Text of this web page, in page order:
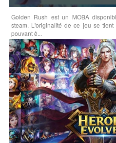
Golden Rush est un MOBA
steam. L'originalité de ce jeu se
pouvant ê...